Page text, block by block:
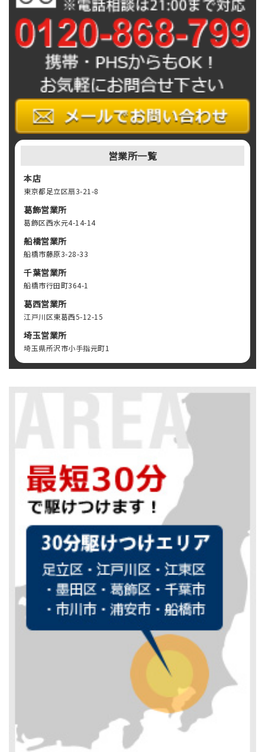
営業所一覧
本店
東京都足立区扇3-21-8
葛飾営業所
葛飾区西水元4-14-14
船橋営業所
船橋市藤原3-28-33
千葉営業所
船橋市行田町364-1
葛西営業所
江戸川区東葛西5-12-15
埼玉営業所
埼玉県所沢市小手指元町1